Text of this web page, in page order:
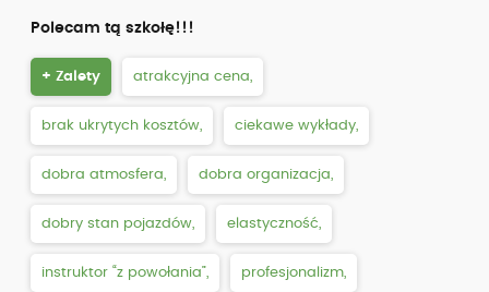
Polecam tą szkołę!!!
+ Zalety atrakcyjna cena,
brak ukrytych kosztów, ciekawe wykłady,
dobra atmosfera, dobra organizacja,
dobry stan pojazdów, elastyczność,
instruktor “z powołania”, profesjonalizm,